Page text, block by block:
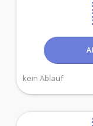
kein Ablauf